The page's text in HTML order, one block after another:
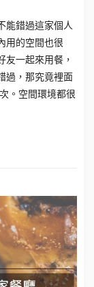
能錯過這家個人
用的空間也很
友一起來用餐，
過，那究竟裡面
。空間環境都很